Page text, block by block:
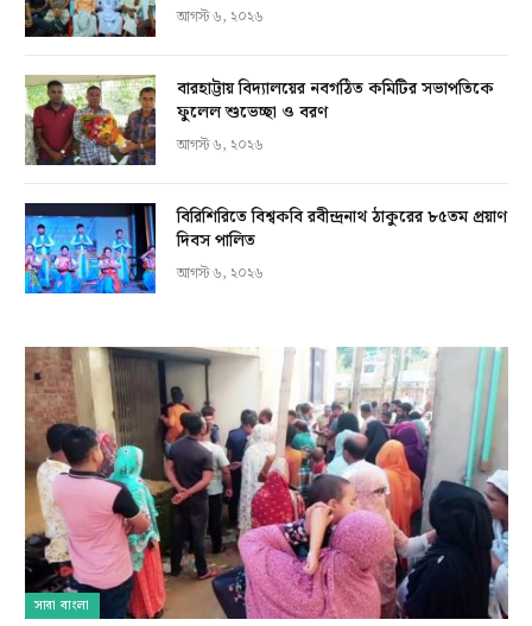
আগস্ট ৬, ২০২৬
বারহাট্টায় বিদ্যালয়ের নবগঠিত কমিটির সভাপতিকে
ফুলেল শুভেচ্ছা ও বরণ
আগস্ট ৬, ২০২৬
বিরিশিরিতে বিশ্বকবি রবীন্দ্রনাথ ঠাকুরের ৮৫তম প্রয়াণ
দিবস পালিত
আগস্ট ৬, ২০২৬
সারা বাংলা